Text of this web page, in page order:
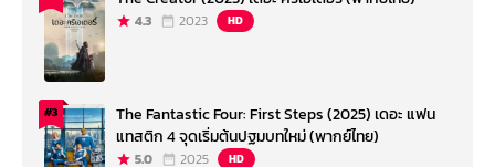
4.3 2023 HD
#3
The Fantastic Four: First Steps (2025) เดอะ แฟน
แทสติก 4 จุดเริ่มต้นปฐมบทใหม่ (พากย์ไทย)
5.0 2025 HD